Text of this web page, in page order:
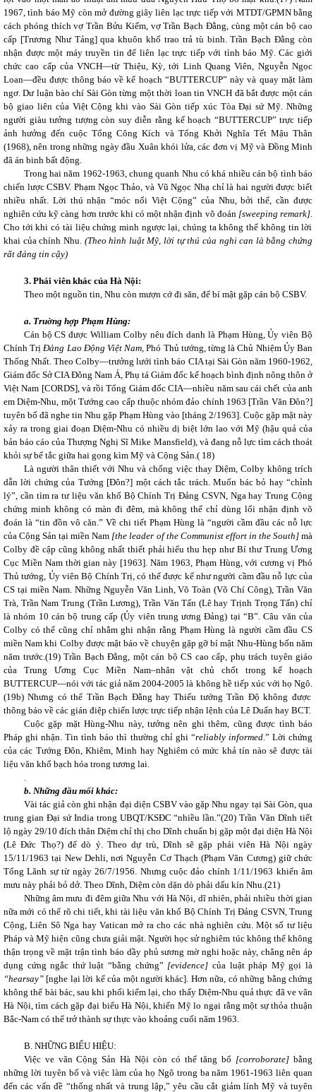
1967, tình báo Mỹ còn mở đường giây liên lạc trực tiếp với MTDT/GPMN bằng
cách phóng thích vợ Trần Bửu Kiếm, vợ Trần Bạch Đằng, cùng một cán bộ cao
cấp [Trương Như Tảng] qua khuôn khổ trao trả tù binh. Trần Bạch Đằng còn
nhận được một máy truyền tin để liên lạc trực tiếp với tình báo Mỹ. Các giới
chức cao cấp của VNCH—từ Thiệu, Kỳ, tới Linh Quang Viên, Nguyễn Ngọc
Loan—đều được thông báo về kế hoạch “BUTTERCUP” này và quay mặt làm
ngơ. Dư luận bào chí Sài Gòn từng một thời loan tin VNCH đã bắt được một cán
bộ giao liên của Việt Cộng khi vào Sài Gòn tiếp xúc Tòa Đại sứ Mỹ. Những
người giàu tưởng tượng còn suy diễn rằng kế hoạch “BUTTERCUP” trực tiếp
ảnh hưởng đến cuộc Tổng Công Kích và Tổng Khởi Nghĩa Tết Mậu Thân
(1968), nên trong những ngày đầu Xuân khói lửa, các đơn vị Mỹ và Đồng Minh
đã án binh bất động.
Trong hai năm 1962-1963, chung quanh Nhu có khá nhiều cán bộ tình báo
chiến lược CSBV. Phạm Ngọc Thảo, và Vũ Ngọc Nhạ chỉ là hai người được biết
nhiều nhất. Lời thú nhận “móc nối Việt Cộng” của Nhu, bởi thế, cần được
nghiên cứu kỹ càng hơn trước khi có một nhận định võ đoán [sweeping remark].
Cho tới khi có tài liệu chứng minh ngược lại, chúng ta không thể không tin lời
khai của chính Nhu. (Theo hình luật Mỹ, lời tự thú của nghi can là bằng chứng
rất đáng tin cậy)
3. Phái viên khác của Hà Nội:
Theo một nguồn tin, Nhu còn mượn cớ đi săn, để bí mật gặp cán bộ CSBV.
a. Truờng hợp Phạm Hùng:
Cán bộ CS được William Colby nêu đích danh là Phạm Hùng, Ủy viên Bộ
Chính TrịĐảng Lao Động Việt Nam, Phó Thủ tướng, từng là Chủ Nhiệm Ủy Ban
Thống Nhất. Theo Colby—trưởng lưới tình báo CIA tại Sài Gòn năm 1960-1962,
Giám đốc Sở CIA Đông Nam Á, Phụ tá Giám đốc kế hoạch bình định nông thôn ở
Việt Nam [CORDS], và rồi Tổng Giám đốc CIA—nhiều năm sau cái chết của anh
em Diệm-Nhu, một Tướng cao cấp thuộc nhóm đảo chính 1963 [Trần Văn Đôn?]
tuyên bố đã nghe tin Nhu gặp Phạm Hùng vào [tháng 2/1963]. Cuộc gặp mặt này
xảy ra trong giai đoạn Diệm-Nhu có nhiều dị biệt lớn lao với Mỹ (hậu quả của
bản báo cáo của Thượng Nghị Sĩ Mike Mansfield), và đang nỗ lực tìm cách thoát
khỏi sự bế tắc giữa hai gọng kìm Mỹ và Cộng Sản.( 18)
Là người thân thiết với Nhu và chống việc thay Diệm, Colby không trích
dẫn lời chứng của Tướng [Đôn?] một cách tắc trách. Muốn bác bỏ hay “chỉnh
lý”, cần tìm ra tư liệu văn khố Bộ Chính Trị Đảng CSVN, Nga hay Trung Cộng
chứng minh không có màn đi đêm, mà không thể chỉ dùng lối nhận định võ
đoán là “tin đồn vô căn.” Về chi tiết Phạm Hùng là “người cầm đầu các nỗ lực
của Cộng Sản tại miền Nam [the leader of the Communist effort in the South]mà
Colby đề cập cũng không nhất thiết phải hiểu thu hẹp như Bí thư Trung Ương
Cục Miền Nam thời gian này [1963]. Năm 1963, Phạm Hùng, với cương vị Phó
Thủ tướng, Ủy viên Bộ Chính Trị, có thể được kể như người cầm đầu nỗ lực của
CS tại miền Nam. Những Nguyễn Văn Linh, Võ Toàn (Võ Chí Công), Trần Văn
Trà, Trần Nam Trung (Trần Lương), Trần Văn Tấn (Lê hay Trịnh Trọng Tấn) chỉ
là nhóm 10 cán bộ trung cấp (Ủy viên trung ương Đảng) tại “B”. Câu văn của
Colby có thể cũng chỉ nhằm ghi nhận rằng Phạm Hùng là người cầm đầu CS
miền Nam khi Colby được mật báo về chuyện gặp gỡ bí mật Nhu-Hùng bốn năm
năm trước.(19) Trần Bạch Đằng, một cán bộ CS cao cấp, phụ trách tuyên giáo
của Trung Ương Cục Miền Nam–nhân vật chủ chốt trong kế hoạch
BUTTERCUP—nói với tác giả năm 2004-2005 là không hề tiếp xúc với họ Ngô.
(19b)Nhưng có thể Trần Bạch Đằng hay Thiếu tướng Trần Độ không được
thông báo về các gián điệp chiến lược trực tiếp nhận lệnh của Lê Duẩn hay BCT.
Cuộc gặp mặt Hùng-Nhu này, tưởng nên ghi thêm, cũng được tình báo
Pháp ghi nhận. Tin tình báo thì thường chỉ ghi “reliably informed.” Lời chứng
của các Tướng Đôn, Khiêm, Minh hay Nghiêm có mức khả tín nào sẽ được tài
liệu văn khố bạch hóa trong tương lai.
.
b. Những đầu mối khác:
Vài tác giả còn ghi nhận đại diện CSBV vào gặp Nhu ngay tại Sài Gòn, qua
trung gian Đại sứ India trong UBQT/KSĐC “nhiều lần.”(20) Trần Văn Dĩnh tiết
lộ ngày 29/10 đích thân Diệm chỉ thị cho Dĩnh chuẩn bị gặp một đại diện Hà Nội
(Lê Đức Thọ?) để dò ý. Theo dự trù, Dĩnh sẽ gặp phái viên Hà Nội ngày
15/11/1963 tại New Dehli, nơi Nguyễn Cơ Thạch (Phạm Văn Cương) giữ chức
Tổng Lãnh sự từ ngày 26/7/1956. Nhưng cuộc đảo chính 1/11/1963 khiến âm
mưu này phải bỏ dở. Theo Dĩnh, Diệm còn dặn dò phải dấu kín Nhu.(21)
Những âm mưu đi đêm giữa Nhu với Hà Nội, dĩ nhiên, phải nhiều thời gian
nữa mới có thể rõ chi tiết, khi tài liệu văn khố Bộ Chính Trị Đảng CSVN, Trung
Cộng, Liên Sô Nga hay Vatican mở ra cho các nhà nghiên cứu. Một số tư liệu
Pháp và Mỹ hiện cũng chưa giải mật. Người học sử nghiêm túc không thể không
thận trọng về mặt trận tình báo dầy phủ sương mờ nghi hoặc này, chẳng nên áp
dụng cứng ngắc thứ luật “bằng chứng” [evidence] của luật pháp Mỹ gọi là
“hearsay” [nghe lại lời kể của một người khác]. Hơn nữa, có những bằng chứng
không thể bài bác, sau khi phối kiểm lại, cho thấy Diệm-Nhu quả thực đã ve vãn
Hà Nội, tìm cách gặp đại biểu Hà Nội, khiến Mỹ lo ngại rằng một sự thỏa thuận
Bắc-Nam có thể trở thành sự thực vào khoảng cuối năm 1963.
B. NHỮNG BIỂU HIỆU:
Việc ve vãn Cộng Sản Hà Nội còn có thể tăng bổ [corroborate] bằng
những lời tuyên bố và việc làm của họ Ngô trong ba năm 1961-1963 liên quan
đến các vấn đề “thống nhất và trung lập,” yêu cầu cắt giảm lính Mỹ và tuyên